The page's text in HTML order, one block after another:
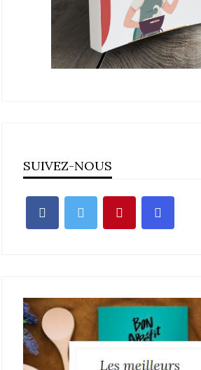
SUIVEZ-NOUS